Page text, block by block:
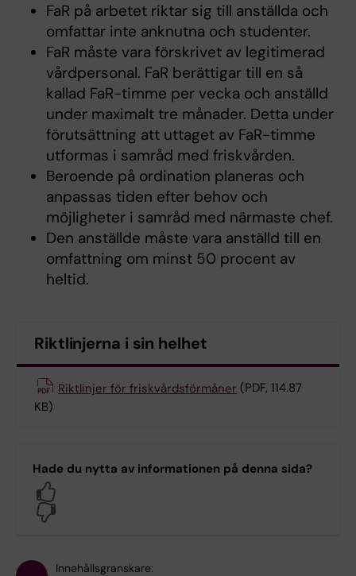
FaR på arbetet riktar sig till anställda och
omfattar inte anknutna och studenter.
FaR måste vara förskrivet av legitimerad
vårdpersonal. FaR berättigar till en så
kallad FaR-timme per vecka och anställd
under maximalt tre månader. Detta under
förutsättning att uttaget av FaR-timme
utformas i samråd med friskvården.
Beroende på ordination planeras och
anpassas tiden efter behov och
möjligheter i samråd med närmaste chef.
Den anställde måste vara anställd till en
omfattning om minst 50 procent av
heltid.
Riktlinjerna i sin helhet
Riktlinjer för friskvårdsförmåner (PDF, 114.87
KB)
Hade du nytta av informationen på denna sida?
Innehållsgranskare: